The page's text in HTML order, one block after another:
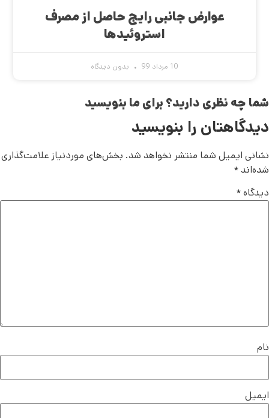
عوارض جانبی رایج حاصل از مصرف
استروئیدها
10 مرداد 99 بدون دیدگاه
شما چه نظری دارید؟ برای ما بنویسید
دیدگاهتان را بنویسید
نشانی ایمیل شما منتشر نخواهد شد. بخش‌های موردنیاز علامت‌گذاری
شده‌اند*
دیدگاه*
نام
ایمیل